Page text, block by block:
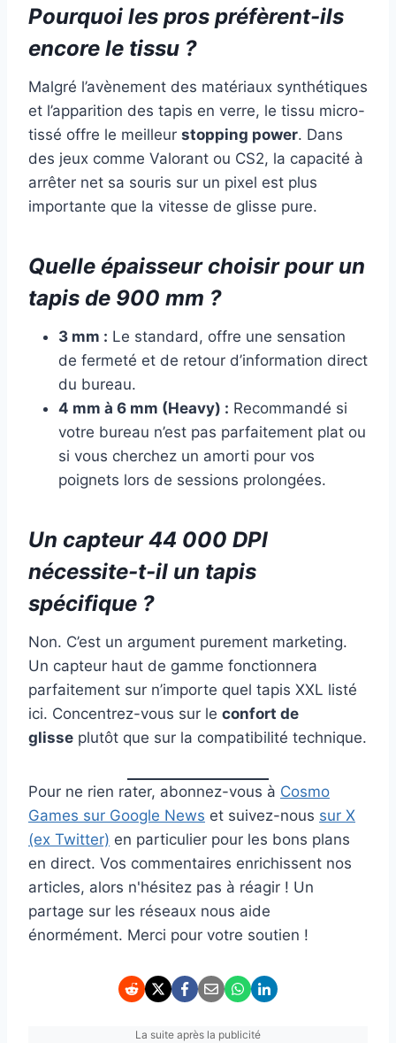
Pourquoi les pros préfèrent-ils
encore le tissu ?
Malgré l’avènement des matériaux synthétiques
et l’apparition des tapis en verre, le tissu micro-
tissé offre le meilleur stopping power. Dans
des jeux comme Valorant ou CS2, la capacité à
arrêter net sa souris sur un pixel est plus
importante que la vitesse de glisse pure.
Quelle épaisseur choisir pour un
tapis de 900 mm ?
3 mm : Le standard, offre une sensation
de fermeté et de retour d’information direct
du bureau.
4 mm à 6 mm (Heavy) : Recommandé si
votre bureau n’est pas parfaitement plat ou
si vous cherchez un amorti pour vos
poignets lors de sessions prolongées.
Un capteur 44 000 DPI
nécessite-t-il un tapis
spécifique ?
Non. C’est un argument purement marketing.
Un capteur haut de gamme fonctionnera
parfaitement sur n’importe quel tapis XXL listé
ici. Concentrez-vous sur le confort de
glisse plutôt que sur la compatibilité technique.
Pour ne rien rater, abonnez-vous à Cosmo
Games sur Google News et suivez-nous sur X
(ex Twitter) en particulier pour les bons plans
en direct. Vos commentaires enrichissent nos
articles, alors n'hésitez pas à réagir ! Un
partage sur les réseaux nous aide
énormément. Merci pour votre soutien !
La suite après la publicité